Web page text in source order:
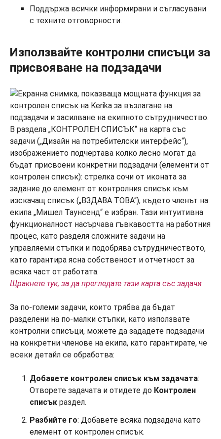
Поддържа всички информирани и съгласувани
с техните отговорности.
Използвайте контролни списъци за
присвояване на подзадачи
Щракнете тук, за да прегледате тази карта със задачи
За по-големи задачи, които трябва да бъдат
разделени на по-малки стъпки, като използвате
контролни списъци, можете да зададете подзадачи
на конкретни членове на екипа, като гарантирате, че
всеки детайл се обработва:
Добавете контролен списък към задачата:
Отворете задачата и отидете до Контролен
списък раздел.
Разбийте го: Добавете всяка подзадача като
елемент от контролен списък.